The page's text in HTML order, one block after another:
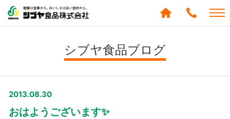
シブヤ食品ブログ
2013.08.30
おはようございます✨